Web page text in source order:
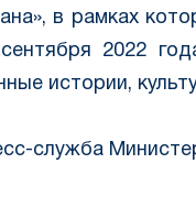
в рамках
2022
истории,
служба